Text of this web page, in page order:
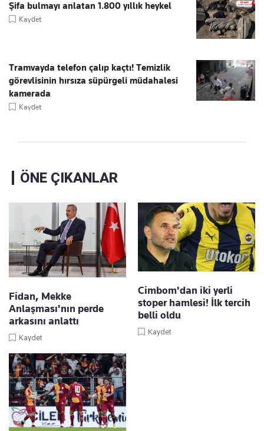
Şifa bulmayı anlatan 1.800 yıllık heykel
Kaydet
Tramvayda telefon çalıp kaçtı! Temizlik
görevlisinin hırsıza süpürgeli müdahalesi
kamerada
Kaydet
ÖNE ÇIKANLAR
Fidan, Mekke
Anlaşması'nın perde
arkasını anlattı
Kaydet
Cimbom'dan iki yerli
stoper hamlesi! İlk tercih
belli oldu
Kaydet